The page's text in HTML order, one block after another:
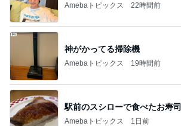
Amebaトピックス 22時間前
神がかってる掃除機
Amebaトピックス 19時間前
駅前のスシローで食べたお寿司
Amebaトピックス 1日前